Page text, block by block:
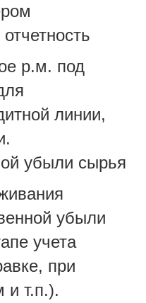
р.м. под
линии,
убыли сырья
убыли
учета
при
и т.п.).